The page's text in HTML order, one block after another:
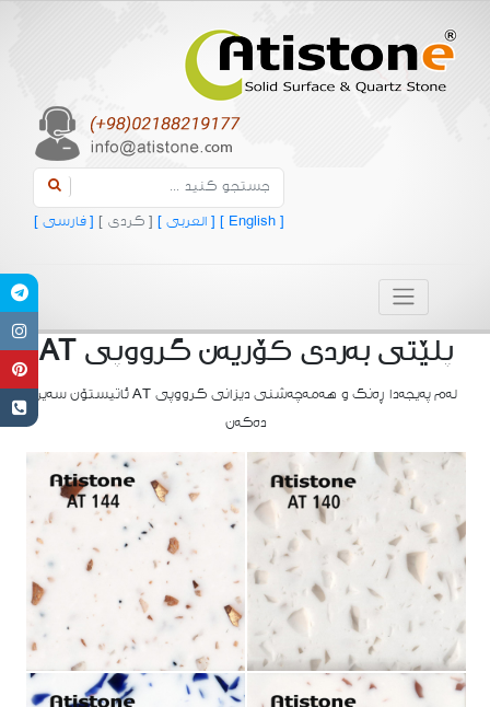
[ English ] [ العربی ] [ کردی ] [ فارسی ]
پلێتی به‌ردی کۆریه‌ن گرووپی AT
له‌م په‌یجه‌دا ڕه‌نگ و هه‌مه‌چه‌شنی دیزانی گرووپی AT ئاتیستۆن سه‌یر
ده‌که‌ن